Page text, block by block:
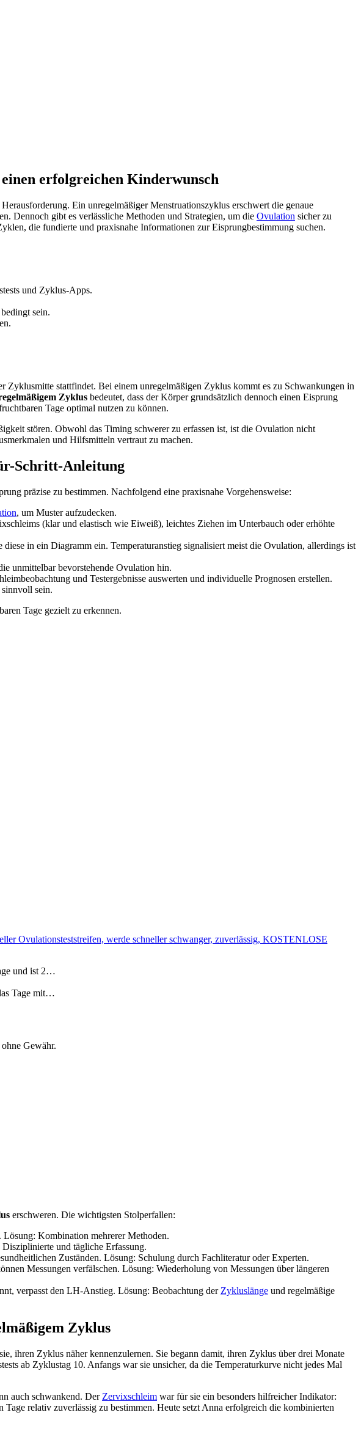
erfolgreichen Kinderwunsch
Ein unregelmäßiger Menstruationszyklus erschwert die genaue
Dennoch gibt es verlässliche Methoden und Strategien, um die Ovulation sicher zu
die fundierte und praxisnahe Informationen zur Eisprungbestimmung suchen.
und Zyklus-Apps.
sein.
stattfindet. Bei einem unregelmäßigen Zyklus kommt es zu Schwankungen in
Zyklus bedeutet, dass der Körper grundsätzlich dennoch einen Eisprung
Tage optimal nutzen zu können.
stören. Obwohl das Timing schwerer zu erfassen ist, ist die Ovulation nicht
und Hilfsmitteln vertraut zu machen.
Schritt-Anleitung
präzise zu bestimmen. Nachfolgend eine praxisnahe Vorgehensweise:
, um Muster aufzudecken.
(klar und elastisch wie Eiweiß), leichtes Ziehen im Unterbauch oder erhöhte
in ein Diagramm ein. Temperaturanstieg signalisiert meist die Ovulation, allerdings ist
unmittelbar bevorstehende Ovulation hin.
und Testergebnisse auswerten und individuelle Prognosen erstellen.
sein.
Tage gezielt zu erkennen.
Ovulationsteststreifen, werde schneller schwanger, zuverlässig, KOSTENLOSE
und ist 2…
Tage mit…
Gewähr.
erschweren. Die wichtigsten Stolperfallen:
Kombination mehrerer Methoden.
und tägliche Erfassung.
Zuständen. Lösung: Schulung durch Fachliteratur oder Experten.
Messungen verfälschen. Lösung: Wiederholung von Messungen über längeren
verpasst den LH-Anstieg. Lösung: Beobachtung der Zykluslänge und regelmäßige
Zyklus
ihren Zyklus näher kennenzulernen. Sie begann damit, ihren Zyklus über drei Monate
ab Zyklustag 10. Anfangs war sie unsicher, da die Temperaturkurve nicht jedes Mal
auch schwankend. Der Zervixschleim war für sie ein besonders hilfreicher Indikator:
relativ zuverlässig zu bestimmen. Heute setzt Anna erfolgreich die kombinierten